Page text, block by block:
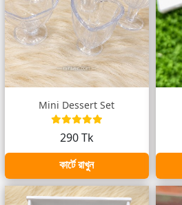
Mini Dessert Set
290 Tk
কার্টে রাখুন